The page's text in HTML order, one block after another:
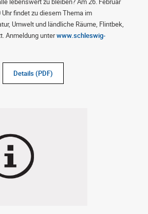
findet zu diesem Thema im
Umwelt und ländliche Räume, Flintbek,
Anmeldung unterwww.schleswig-
Details (PDF)